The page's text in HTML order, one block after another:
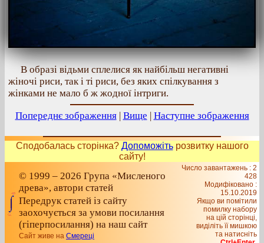
В образі відьми сплелися як найбільш негативні
жіночі риси, так і ті риси, без яких спілкування з
жінками не мало б ж жодної інтриги.
Попереднє зображення| Вище Наступне зображення
Сподобалась сторінка? Допоможітьрозвитку нашого
сайту!
© 1999 – 2026 Група «Мисленого
древа», автори статей
Передрук статей із сайту
заохочується за умови посилання
(гіперпосилання) на наш сайт
Сайт живе на Смереці
Число завантажень : 2
428
Модифіковано :
15.10.2019
Якщо ви помітили
помилку набору
на цiй сторiнцi,
видiлiть її мишкою
та натисніть